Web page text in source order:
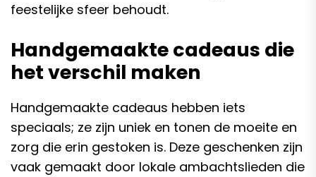
feestelijke sfeer behoudt.
Handgemaakte cadeaus die
het verschil maken
Handgemaakte cadeaus hebben iets
speciaals; ze zijn uniek en tonen de moeite en
zorg die erin gestoken is. Deze geschenken zijn
vaak gemaakt door lokale ambachtslieden die